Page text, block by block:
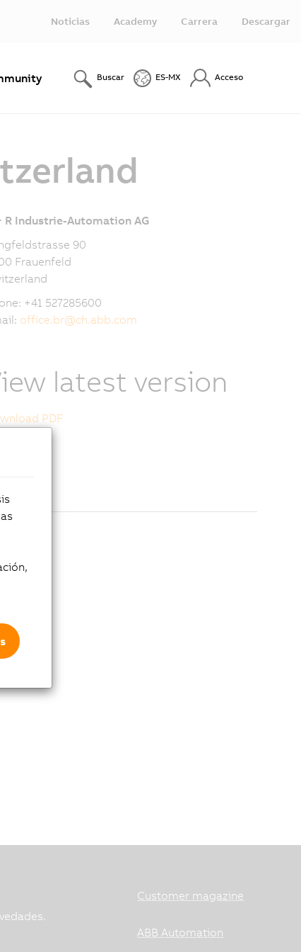
Noticias Academy Carrera Descargar
Buscar ES-MX Acceso
R Industrie-Automation AG
90
Frauenfeld
+41 527285600
office.br@ch.abb.com
latest version
PDF
Customer magazine
ABB Automation